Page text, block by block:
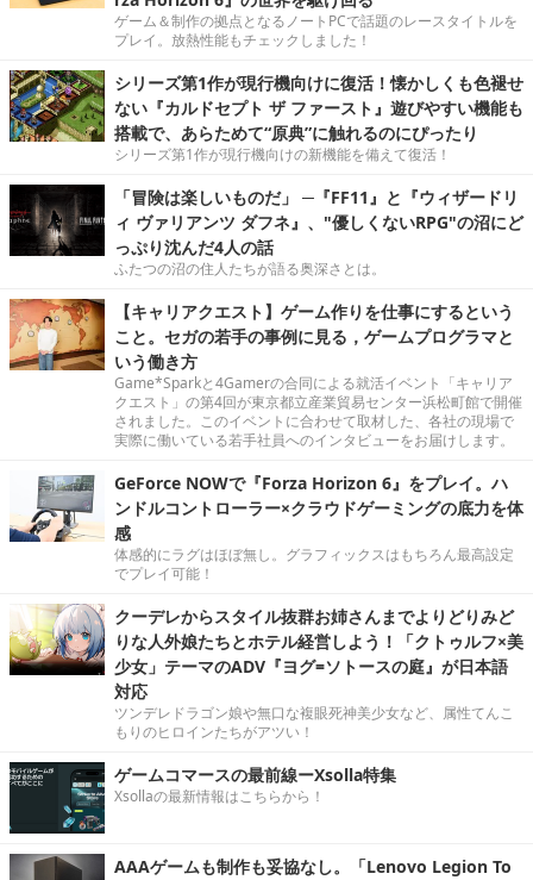
ゲーム＆制作の拠点となるノートPCで話題のレースタイトルを
プレイ。放熱性能もチェックしました！
シリーズ第1作が現行機向けに復活！懐かしくも色褪せ
ない『カルドセプト ザ ファースト』遊びやすい機能も
搭載で、あらためて“原典”に触れるのにぴったり
シリーズ第1作が現行機向けの新機能を備えて復活！
「冒険は楽しいものだ」 ─『FF11』と『ウィザードリ
ィ ヴァリアンツ ダフネ』、"優しくないRPG"の沼にど
っぷり沈んだ4人の話
ふたつの沼の住人たちが語る奥深さとは。
【キャリアクエスト】ゲーム作りを仕事にするという
こと。セガの若手の事例に見る，ゲームプログラマと
いう働き方
Game*Sparkと4Gamerの合同による就活イベント「キャリア
クエスト」の第4回が東京都立産業貿易センター浜松町館で開催
されました。このイベントに合わせて取材した、各社の現場で
実際に働いている若手社員へのインタビューをお届けします。
GeForce NOWで『Forza Horizon 6』をプレイ。ハ
ンドルコントローラー×クラウドゲーミングの底力を体
感
体感的にラグはほぼ無し。グラフィックスはもちろん最高設定
でプレイ可能！
クーデレからスタイル抜群お姉さんまでよりどりみど
りな人外娘たちとホテル経営しよう！「クトゥルフ×美
少女」テーマのADV『ヨグ=ソトースの庭』が日本語
対応
ツンデレドラゴン娘や無口な複眼死神美少女など、属性てんこ
もりのヒロインたちがアツい！
ゲームコマースの最前線ーXsolla特集
Xsollaの最新情報はこちらから！
AAAゲームも制作も妥協なし。「Lenovo Legion To